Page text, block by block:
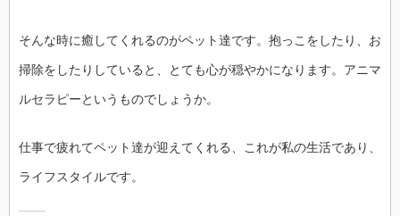
そんな時に癒してくれるのがペット達です。抱っこをしたり、お
掃除をしたりしていると、とても心が穏やかになります。アニマ
ルセラピーというものでしょうか。
仕事で疲れてペット達が迎えてくれる、これが私の生活であり、
ライフスタイルです。